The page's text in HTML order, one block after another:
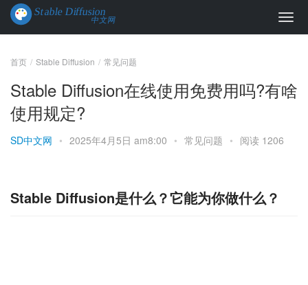
首页 Stable Diffusion 常见问题
Stable Diffusion在线使用免费用吗?有啥
使用规定?
SD中文网 • 2025年4月5日 am8:00 • 常见问题 • 阅读 1206
Stable Diffusion是什么？它能为你做什么？